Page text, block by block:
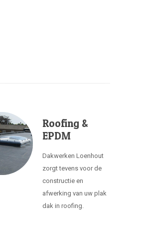
Roofing &
EPDM
Dakwerken Loenhout
zorgt tevens voor de
constructie en
afwerking van uw plak
dak in roofing.